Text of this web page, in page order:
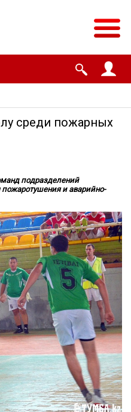
среди пожарных
подразделений
пожаротушения и аварийно-